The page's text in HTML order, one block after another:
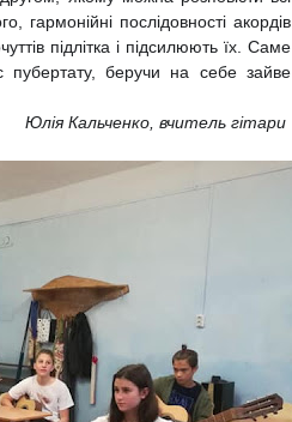
гармонійні послідовності акордів
підлітка і підсилюють їх. Саме
пубертату, беручи на себе зайве
Юлія Кальченко, вчитель гітари